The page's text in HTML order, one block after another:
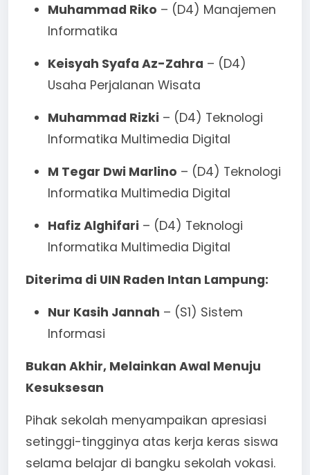
Muhammad Riko – (D4) Manajemen
Informatika
Keisyah Syafa Az-Zahra – (D4)
Usaha Perjalanan Wisata
Muhammad Rizki – (D4) Teknologi
Informatika Multimedia Digital
M Tegar Dwi Marlino – (D4) Teknologi
Informatika Multimedia Digital
Hafiz Alghifari – (D4) Teknologi
Informatika Multimedia Digital
Diterima di UIN Raden Intan Lampung:
Nur Kasih Jannah – (S1) Sistem
Informasi
Bukan Akhir, Melainkan Awal Menuju
Kesuksesan
Pihak sekolah menyampaikan apresiasi
setinggi-tingginya atas kerja keras siswa
selama belajar di bangku sekolah vokasi.